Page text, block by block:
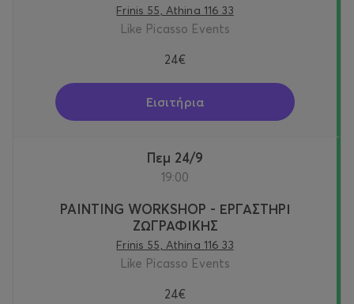
Frinis 55, Athina 116 33
Like Picasso Events
24€
Εισιτήρια
Πεμ 24/9
19:00
PAINTING WORKSHOP - ΕΡΓΑΣΤΗΡΙ
ΖΩΓΡΑΦΙΚΗΣ
Frinis 55, Athina 116 33
Like Picasso Events
24€